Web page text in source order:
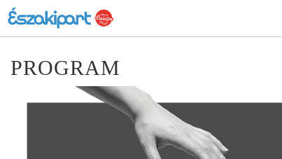
PROGRAM